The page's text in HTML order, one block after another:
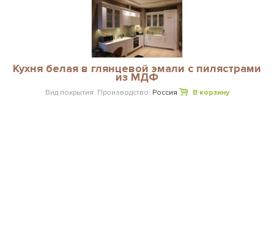
Кухня белая в глянцевой эмали с пилястрами
из МДФ
Вид покрытия: Производство: Россия В корзину